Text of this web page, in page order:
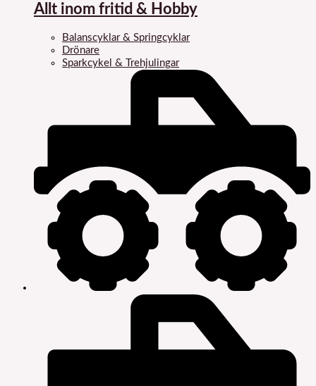
Allt inom fritid & Hobby
Balanscyklar & Springcyklar
Drönare
Sparkcykel & Trehjulingar